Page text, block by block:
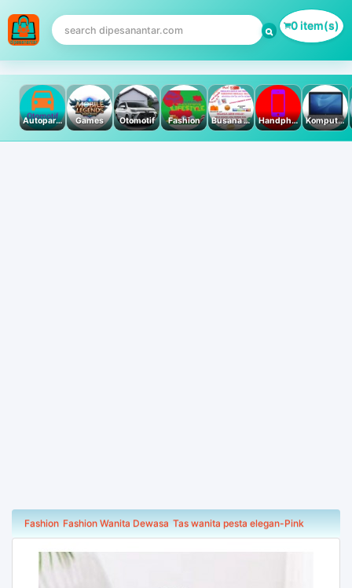
0 item(s)
Autoparts Games Otomotif Fashion Busana Muslim Handphone & Tablet Komputer PC & Laptop
Fashion Fashion Wanita Dewasa Tas wanita pesta elegan-Pink